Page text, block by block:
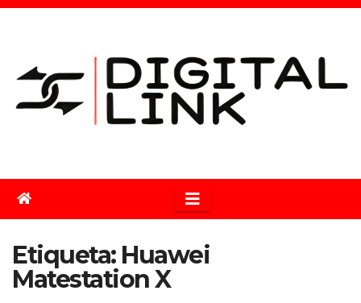
Saltar
Etiqueta: Huawei
Matestation X